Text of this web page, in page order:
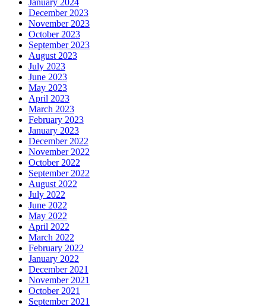
December 2023
November 2023
October 2023
September 2023
August 2023
July 2023
June 2023
May 2023
April 2023
March 2023
February 2023
January 2023
December 2022
November 2022
October 2022
September 2022
August 2022
July 2022
June 2022
May 2022
April 2022
March 2022
February 2022
January 2022
December 2021
November 2021
October 2021
September 2021